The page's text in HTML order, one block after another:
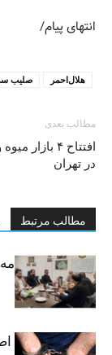
انتهای پیام/
صلیب هلال‌احمر
مطالب بعدی
افتتاح ۴
در تهران
مطالب مرتبط
امضای
مهارتی
دستگیری متهم